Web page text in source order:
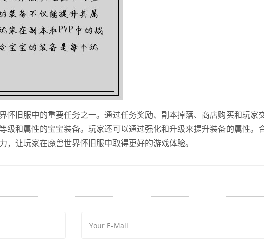
怀旧服中的重要任务之一。通过任务奖励、副本掉落、商店购买和玩家
级和属性的宝宝装备。玩家还可以通过强化和升级来提升装备的属性。
，让玩家在魔兽世界怀旧服中取得更好的游戏体验。